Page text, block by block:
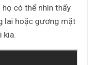
có thể nhìn thấy
lai hoặc gương mặt
kia.